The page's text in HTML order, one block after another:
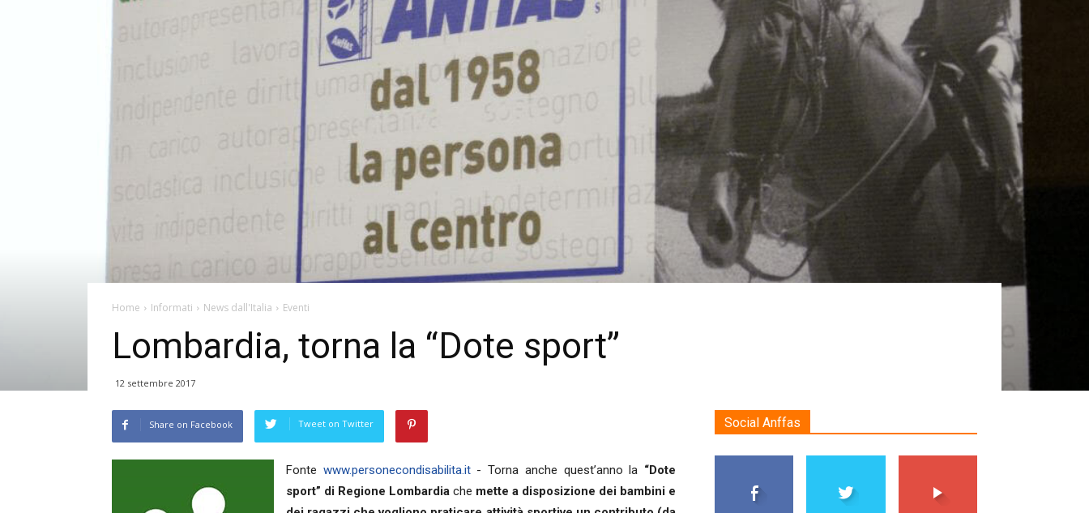
Home Informati News dall'Italia Eventi
Lombardia, torna la “Dote sport”
12 settembre 2017
Share on Facebook Tweet on Twitter
Fonte www.personecondisabilita.it- Torna anche quest’anno la “Dote
sport” di Regione Lombardia che mette a disposizione dei bambini e
Social Anffas